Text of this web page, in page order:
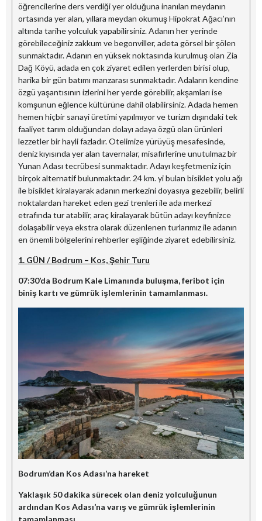
öğrencilerine ders verdiği yer olduğuna inanılan meydanın
ortasında yer alan, yıllara meydan okumuş Hipokrat Ağacı’nın
altında tarihe yolculuk yapabilirsiniz. Adanın her yerinde
görebileceğiniz zakkum ve begonviller, adeta görsel bir şölen
sunmaktadır. Adanın en yüksek noktasında kurulmuş olan Zia
Dağ Köyü, adada en çok ziyaret edilen yerlerden birisi olup,
harika bir gün batımı manzarası sunmaktadır. Adaların kendine
özgü yaşantısının izlerini her yerde görebilir, akşamları ise
komşunun eğlence kültürüne dahil olabilirsiniz. Adada hemen
hemen hiçbir sanayi üretimi yapılmıyor ve turizm dışındaki tek
faaliyet tarım olduğundan dolayı adaya özgü olan ürünleri
lezzetler bir hayli fazladır. Otelimize yürüyüş mesafesinde,
deniz kıyısında yer alan tavernalar, misafirlerine unutulmaz bir
Yunan Adası tecrübesi sunmaktadır. Adayı keşfetmeniz için
birçok alternatif bulunmaktadır. 24 km. yi bulan bisiklet yolu ağı
ile bisiklet kiralayarak adanın merkezini doyasıya gezebilir, belirli
noktalardan hareket eden gezi trenleri ile ada merkezi
etrafında tur atabilir, araç kiralayarak bütün adayı keyfinizce
dolaşabilir veya ekstra olarak düzenlenen turlarımız ile adanın
en önemli bölgelerini rehberler eşliğinde ziyaret edebilirsiniz.
1. GÜN / Bodrum – Kos, Şehir Turu
07:30’da Bodrum Kale Limanında buluşma, feribot için
biniş kartı ve gümrük işlemlerinin tamamlanması.
Bodrum’dan Kos Adası’na hareket
Yaklaşık 50 dakika sürecek olan deniz yolculuğunun
ardından Kos Adası’na varış ve gümrük işlemlerinin
tamamlanması.